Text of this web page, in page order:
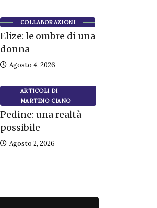
COLLABORAZIONI
Elize: le ombre di una
donna
Agosto 4, 2026
ARTICOLI DI
MARTINO CIANO
Pedine: una realtà
possibile
Agosto 2, 2026